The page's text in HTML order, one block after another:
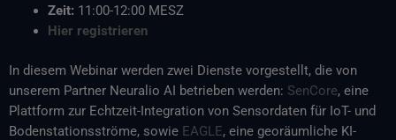
Zeit: 11:00-12:00 MESZ
Hier registrieren
In diesem Webinar werden zwei Dienste vorgestellt, die von
unserem Partner Neuralio AI betrieben werden: SenCore, eine
Plattform zur Echtzeit-Integration von Sensordaten für IoT- und
Bodenstationsströme, sowie EAGLE, eine georäumliche KI-